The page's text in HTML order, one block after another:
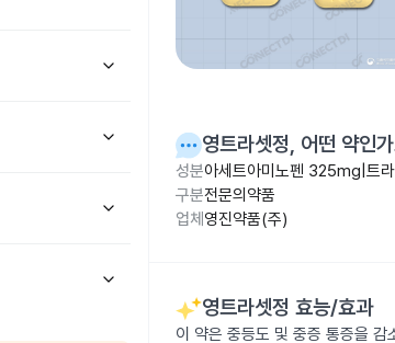
영트라셋정, 어떤 약인
성분아세트아미노펜 325mg|트
구분전문의약품
업체 영진약품(주)
영트라셋정 효능/효과
이 약은 중등도 및 중증 통증을 감